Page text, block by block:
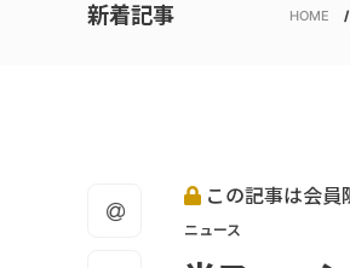
新着記事 HOME
この記事は会員
ニュース